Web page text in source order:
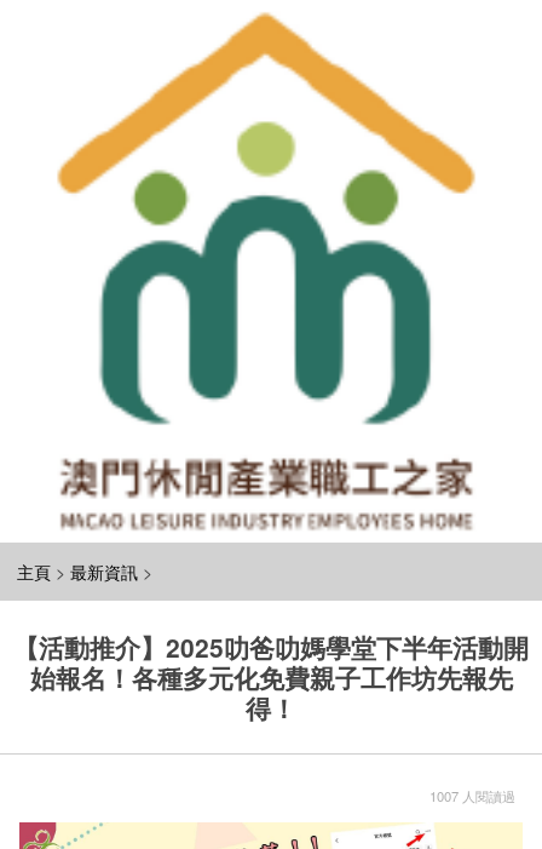
主頁 > 最新資訊 >
【活動推介】2025叻爸叻媽學堂下半年活動開
始報名！各種多元化免費親子工作坊先報先
得！
1007 人閱讀過